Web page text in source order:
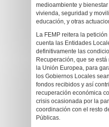
medioambiente y
vivienda, seguridad y
educación, y otras
La FEMP reitera la
cuenta las Entidades
definitivamente las
Recuperación, que se
la Unión Europea, para
los Gobiernos Locales
fondos recibidos y así
recuperación económica
crisis ocasionada por la
coordinación con el resto
Públicas.